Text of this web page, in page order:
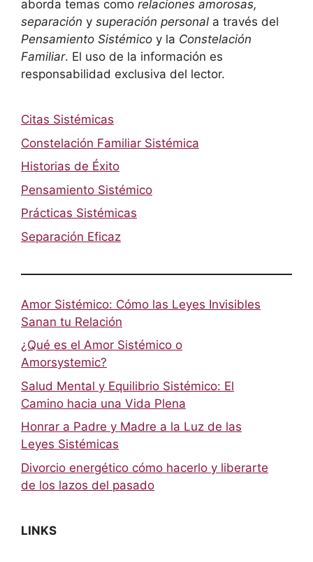
aborda temas como relaciones amorosas,
separación y superación personal a través del
Pensamiento Sistémico y la Constelación
Familiar. El uso de la información es
responsabilidad exclusiva del lector.
Citas Sistémicas
Constelación Familiar Sistémica
Historias de Éxito
Pensamiento Sistémico
Prácticas Sistémicas
Separación Eficaz
Amor Sistémico: Cómo las Leyes Invisibles
Sanan tu Relación
¿Qué es el Amor Sistémico o
Amorsystemic?
Salud Mental y Equilibrio Sistémico: El
Camino hacia una Vida Plena
Honrar a Padre y Madre a la Luz de las
Leyes Sistémicas
Divorcio energético cómo hacerlo y liberarte
de los lazos del pasado
LINKS